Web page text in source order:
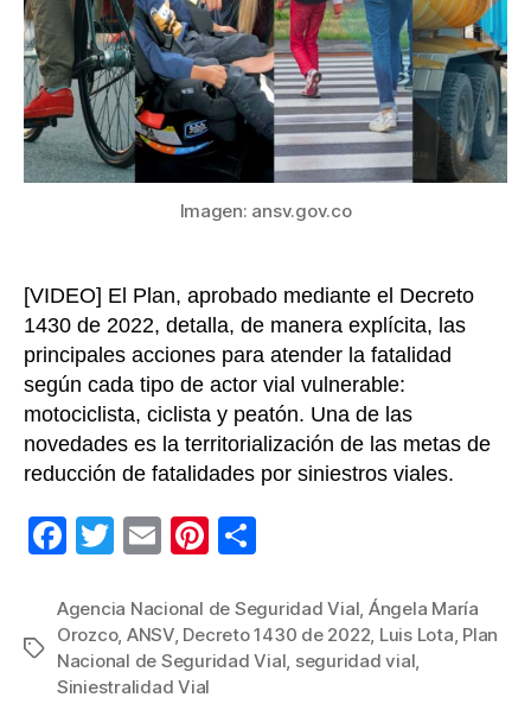
2022-
2031,
en
un
50%
las
Imagen: ansv.gov.co
[VIDEO] El Plan, aprobado mediante el Decreto
1430 de 2022, detalla, de manera explícita, las
principales acciones para atender la fatalidad
según cada tipo de actor vial vulnerable:
motociclista, ciclista y peatón. Una de las
novedades es la territorialización de las metas de
reducción de fatalidades por siniestros viales.
F
c
e
b
T
tt
er
E
ail
Pi
er
e
m
p
Etiquetas
Agencia Nacional de Seguridad Vial, Ángela María
Orozco, ANSV, Decreto 1430 de 2022, Luis Lota, Plan
Nacional de Seguridad Vial, seguridad vial,
Siniestralidad Vial